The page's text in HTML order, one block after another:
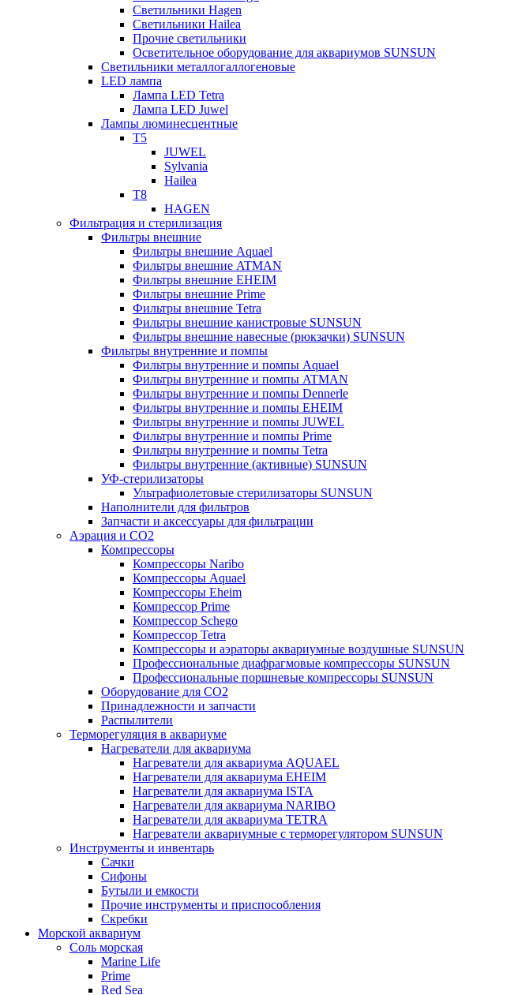
Светильники Hagen
Светильники Hailea
Прочие светильники
Осветительное оборудование для аквариумов SUNSUN
Светильники металлогаллогеновые
LED лампа
Лампа LED Tetra
Лампа LED Juwel
Лампы люминесцентные
T5
JUWEL
Sylvania
Hailea
T8
HAGEN
Фильтрация и стерилизация
Фильтры внешние
Фильтры внешние Aquael
Фильтры внешние ATMAN
Фильтры внешние EHEIM
Фильтры внешние Prime
Фильтры внешние Tetra
Фильтры внешние канистровые SUNSUN
Фильтры внешние навесные (рюкзачки) SUNSUN
Фильтры внутренние и помпы
Фильтры внутренние и помпы Aquael
Фильтры внутренние и помпы ATMAN
Фильтры внутренние и помпы Dennerle
Фильтры внутренние и помпы EHEIM
Фильтры внутренние и помпы JUWEL
Фильтры внутренние и помпы Prime
Фильтры внутренние и помпы Tetra
Фильтры внутренние (активные) SUNSUN
УФ-стерилизаторы
Ультрафиолетовые стерилизаторы SUNSUN
Наполнители для фильтров
Запчасти и аксессуары для фильтрации
Аэрация и CO2
Компрессоры
Компрессоры Naribo
Компрессоры Aquael
Компрессоры Eheim
Компрессор Prime
Компрессор Schego
Компрессор Tetra
Компрессоры и аэраторы аквариумные воздушные SUNSUN
Профессиональные диафрагмовые компрессоры SUNSUN
Профессиональные поршневые компрессоры SUNSUN
Оборудование для CO2
Принадлежности и запчасти
Распылители
Терморегуляция в аквариуме
Нагреватели для аквариума
Нагреватели для аквариума AQUAEL
Нагреватели для аквариума EHEIM
Нагреватели для аквариума ISTA
Нагреватели для аквариума NARIBO
Нагреватели для аквариума TETRA
Нагреватели аквариумные с терморегулятором SUNSUN
Инструменты и инвентарь
Сачки
Сифоны
Бутыли и емкости
Прочие инструменты и приспособления
Скребки
Морской аквариум
Соль морская
Marine Life
Prime
Red Sea